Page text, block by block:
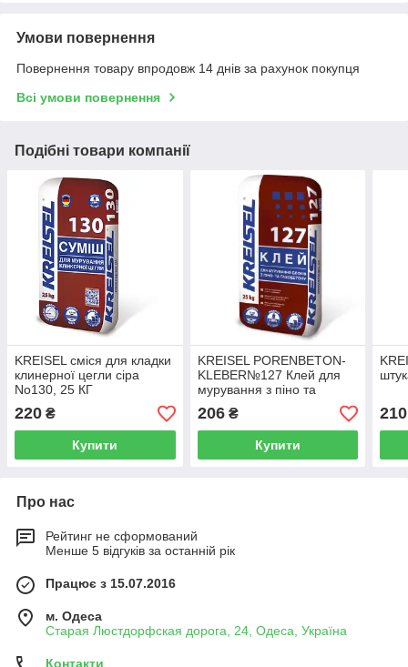
Умови повернення
Повернення товару впродовж 14 днів за рахунок покупця
Всі умови повернення
Подібні товари компанії
KREISEL cміся для кладки
клинерної цегли сіра
No130, 25 КГ
220 ₴
Купити
KREISEL PORENBETON-
KLEBER№127 Клей для
мурування з піно та
газобетону(25кг)
206₴
Купити
210
Про нас
Рейтинг не сформований
Менше 5 відгуків за останній рік
Працює з 15.07.2016
м. Одеса
Старая Люстдорфская дорога, 24, Одеса, Україна
Контакти